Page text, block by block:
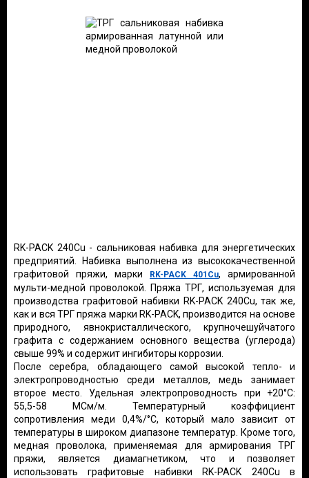
RK-PACK 240Cu - сальниковая набивка для энергетических
предприятий. Набивка выполнена из высококачественной
графитовой пряжи, марки
RK-PACK 401Cu, армированной
мульти-медной проволокой. Пряжа ТРГ, используемая для
производства графитовой набивки RK-PACK 240Cu, так же,
как и вся ТРГ пряжа марки RK-PACK, производится на основе
природного, явнокристаллического, крупночешуйчатого
графита с содержанием основного вещества (углерода)
свыше 99% и содержит ингибиторы коррозии.
После серебра, обладающего самой высокой тепло- и
электропроводностьюсреди металлов, медь занимает
второе место. Удельная электропроводность при +20°C:
55,5-58 МСм/м. Температурный коэффициент
сопротивления меди 0,4%/°С, который мало зависит от
температуры в широком диапазоне температур. Кроме того,
медная проволока, применяемая для армирования ТРГ
пряжи, является диамагнетиком, что и позволяет
использовать графитовые набивки RK-PACK 240Cu в